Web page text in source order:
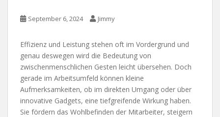
September 6, 2024 Jimmy
Effizienz und Leistung stehen oft im Vordergrund und
genau deswegen wird die Bedeutung von
zwischenmenschlichen Gesten leicht übersehen. Doch
gerade im Arbeitsumfeld können kleine
Aufmerksamkeiten, ob im direkten Umgang oder über
innovative Gadgets, eine tiefgreifende Wirkung haben.
Sie fördern das Wohlbefinden der Mitarbeiter, steigern